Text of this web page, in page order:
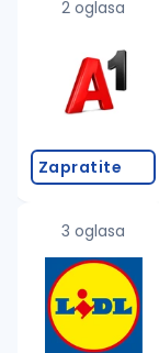
2 oglasa
Zapratite
3 oglasa